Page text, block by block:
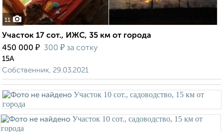
11
Участок 17 сот., ИЖС, 35 км от города
450 000 ₽ 300 ₽ за сотку
15А
Собственник, 29.03.2021